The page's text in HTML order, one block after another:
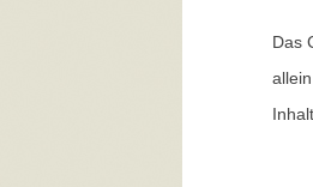
Das